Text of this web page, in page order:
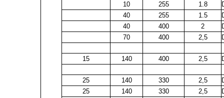
10
255 1.8
40
255 1.5
40
400 2
70
400 2,5
15 140 400 2,5
25 140 330 2,5
25
140 330 2,5